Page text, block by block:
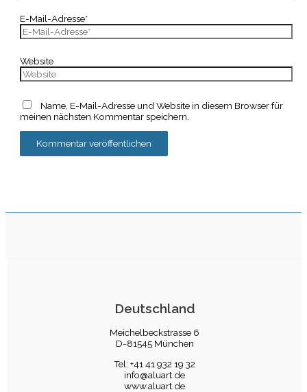
E-Mail-Adresse*
Website
Name, E-Mail-Adresse und Website in diesem Browser für
meinen nächsten Kommentar speichern.
Deutschland
Meichelbeckstrasse 6
D-81545 München
Tel: +41 41 932 19 32
info@aluart.de
www.aluart.de